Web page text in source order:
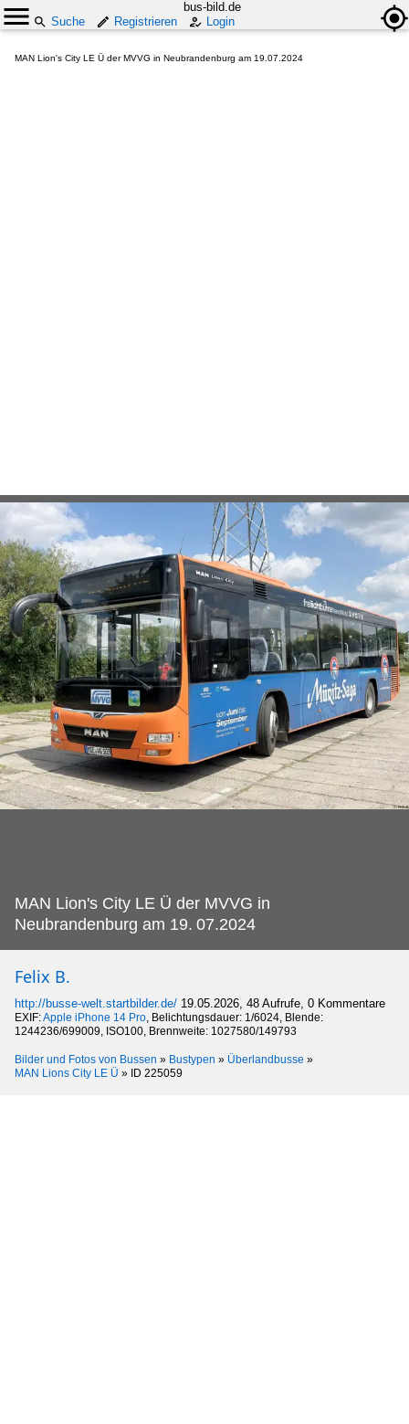
bus-bild.de
Suche
Registrieren Login
MAN Lion's City LE Ü der MVVG in Neubrandenburg am 19.07.2024
MAN Lion's City LE Ü der MVVG in
Neubrandenburg am 19. 07.2024
Felix B.
http://busse-welt.startbilder.de/ 19.05.2026, 48 Aufrufe, 0 Kommentare
EXIF:Apple iPhone 14 Pro, Belichtungsdauer: 1/6024, Blende:
1244236/699009, ISO100, Brennweite: 1027580/149793
Bilder und Fotos von Bussen » Bustypen » Überlandbusse »
MAN Lions City LE Ü » ID 225059